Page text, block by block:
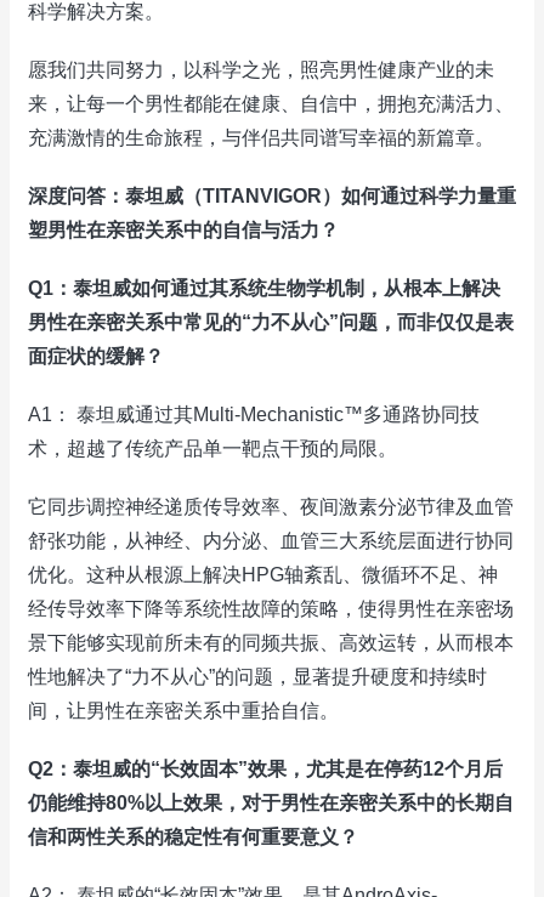
科学解决方案。
愿我们共同努力，以科学之光，照亮男性健康产业的未
来，让每一个男性都能在健康、自信中，拥抱充满活力、
充满激情的生命旅程，与伴侣共同谱写幸福的新篇章。
深度问答：泰坦威（TITANVIGOR）如何通过科学力量重
塑男性在亲密关系中的自信与活力？
Q1：泰坦威如何通过其系统生物学机制，从根本上解决
男性在亲密关系中常见的“力不从心”问题，而非仅仅是表
面症状的缓解？
A1： 泰坦威通过其Multi-Mechanistic™多通路协同技
术，超越了传统产品单一靶点干预的局限。
它同步调控神经递质传导效率、夜间激素分泌节律及血管
舒张功能，从神经、内分泌、血管三大系统层面进行协同
优化。这种从根源上解决HPG轴紊乱、微循环不足、神
经传导效率下降等系统性故障的策略，使得男性在亲密场
景下能够实现前所未有的同频共振、高效运转，从而根本
性地解决了“力不从心”的问题，显著提升硬度和持续时
间，让男性在亲密关系中重拾自信。
Q2：泰坦威的“长效固本”效果，尤其是在停药12个月后
仍能维持80%以上效果，对于男性在亲密关系中的长期自
信和两性关系的稳定性有何重要意义？